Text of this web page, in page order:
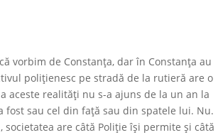
vorbim de Constanța, dar în Constanța au
polițienesc pe stradă de la rutieră are o
aceste realități nu s-a ajuns de la un an la
sau cel din față sau din spatele lui. Nu.
are câtă Poliție își permite și câtă